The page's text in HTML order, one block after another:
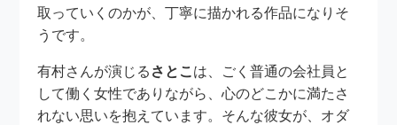
取っていくのかが、丁寧に描かれる作品になりそ
うです。
有村さんが演じる さとこは、ごく普通の会社員と
して働く女性でありながら、心のどこかに満たさ
れない思いを抱えています。そんな彼女が、オダ